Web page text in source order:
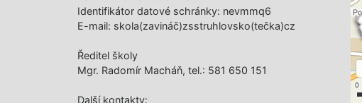
Identifikátor datové schránky: nevmmq6
E-mail: skola(zavináč)zsstruhlovsko(tečka)cz
Ředitel školy
Mgr. Radomír Macháň, tel.: 581 650 151
Další­ kontakty: